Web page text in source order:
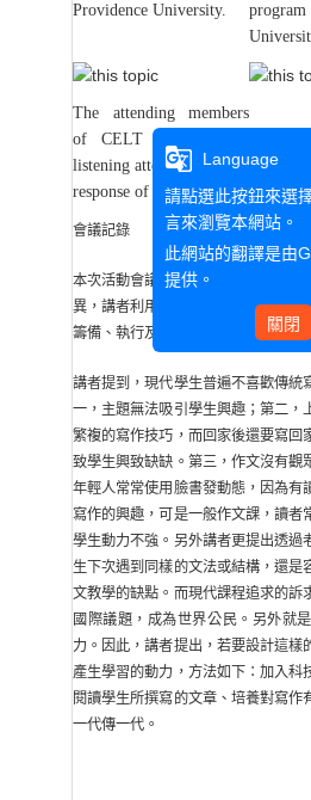
Providence University.
The attending members
of CELT faculty were
listening attentively to the
response of the speaker.
The
was
​會議記錄
本次活動會議主要在探討傳統寫作課
異，講者利用自身經歷分享目前在靜
籌備、執行及預計成果。
講者提到，現代學生普遍不喜歡傳統
一，主題無法吸引學生興趣；第二，
繁複的寫作技巧，而回家後還要寫回
致學生興致缺缺。第三，作文沒有觀
年輕人常常使用臉書發動態，因為有
寫作的興趣，可是一般作文課，讀者
學生動力不強。另外講者更提出透過
生下次遇到同樣的文法或結構，還是
文教學的缺點。而現代課程追求的訴
國際議題，成為世界公民。另外就
力。因此，講者提出，若要設計這樣
產生學習的動力，方法如下：加入科
閱讀學生所撰寫的文章、培養對寫作
一代傳一代。
g_translate
Language
請點選此按鈕來選
言來瀏覽本網站。
此網站的翻譯是由
提供。
關閉